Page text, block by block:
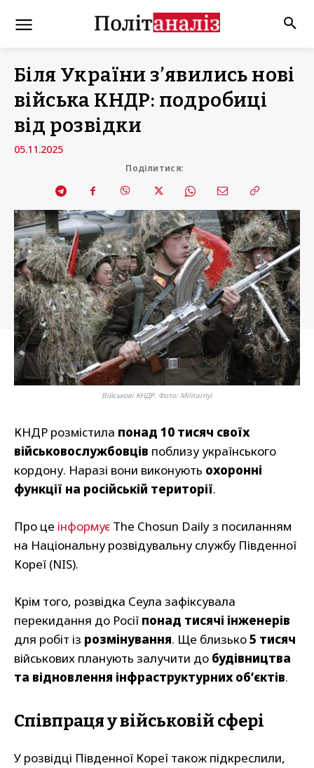
Біля України з’явились нові
війська КНДР: подробиці
від розвідки
05.11.2025
Поділитися:
Військові КНДР. Фото: Militarnyi
КНДР розмістила понад 10 тисяч своїх
військовослужбовців поблизу українського
кордону. Наразі вони виконують охоронні
функції на російській території.
Про це інформує The Chosun Daily з посиланням
на Національну розвідувальну службу Південної
Кореї (NIS).
Крім того, розвідка Сеула зафіксувала
перекидання до Росії понад тисячі інженерів
для робіт із розмінування. Ще близько5 тисяч
військових планують залучити до будівництва
та відновлення інфраструктурних об’єктів.
Співпраця у військовій сфері
У розвідці Південної Кореї також підкреслили,